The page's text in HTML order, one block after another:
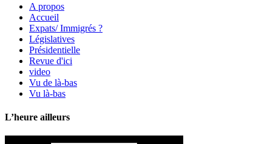
A propos
Accueil
Expats/ Immigrés ?
Législatives
Présidentielle
Revue d'ici
video
Vu de là-bas
Vu là-bas
L’heure ailleurs